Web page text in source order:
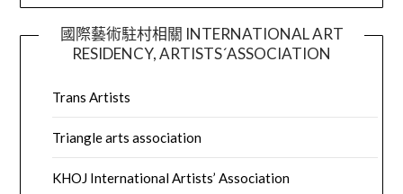
國際藝術駐村相關 INTERNATIONAL ART
RESIDENCY, ARTISTS´ASSOCIATION
Trans Artists
Triangle arts association
KHOJ International Artists’ Association